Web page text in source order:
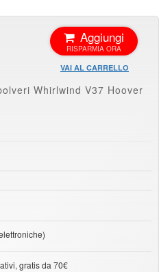
Aggiungi
VAI AL CARRELLO
Whirlwind V37 Hoover
gratis da 70€